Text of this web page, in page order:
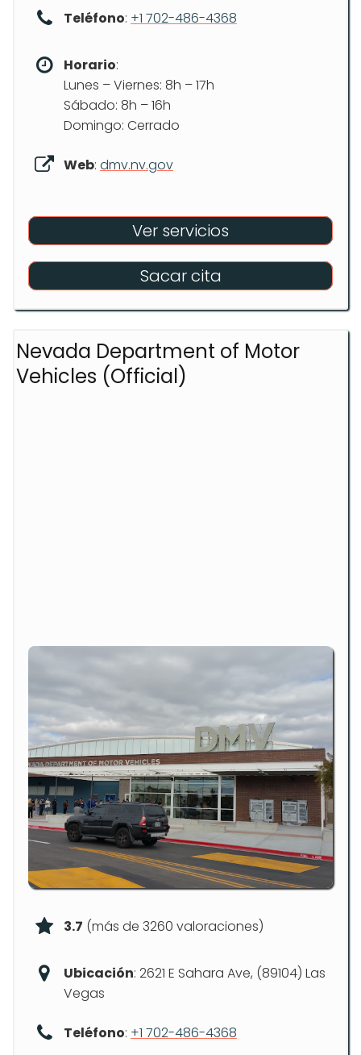
Teléfono: +1 702-486-4368
Horario:
Lunes – Viernes: 8h – 17h
Sábado: 8h – 16h
Domingo: Cerrado
Web: dmv.nv.gov
Ver servicios
Sacar cita
Nevada Department of Motor
Vehicles (Official)
3.7 (más de 3260 valoraciones)
Ubicación: 2621 E Sahara Ave, (89104) Las
Vegas
Teléfono: +1 702-486-4368